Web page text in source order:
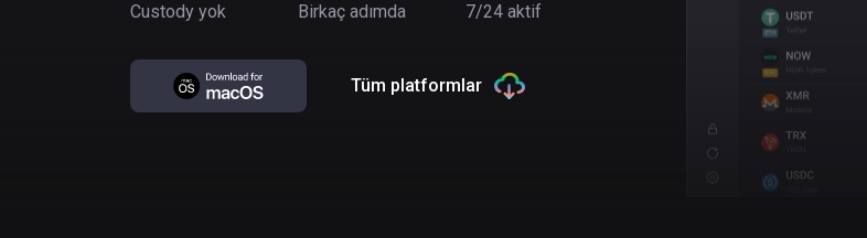
Custody yok Birkaç adımda 7/24 aktif
Tüm platformlar